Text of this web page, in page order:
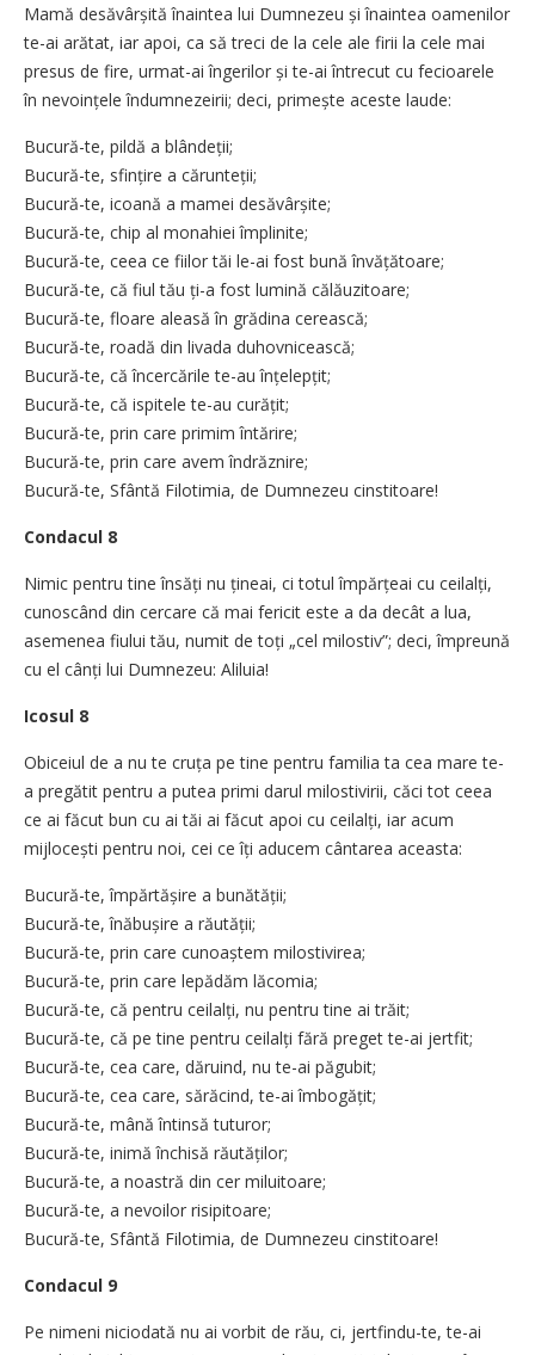
Mamă desăvârșită înaintea lui Dumnezeu și înaintea oamenilor
te-ai arătat, iar apoi, ca să treci de la cele ale firii la cele mai
presus de fire, urmat-ai îngerilor și te-ai întrecut cu fecioarele
în nevoințele îndumnezeirii; deci, primește aceste laude:
Bucură-te, pildă a blândeții;
Bucură-te, sfințire a cărunteții;
Bucură-te, icoană a mamei desăvârșite;
Bucură-te, chip al monahiei împlinite;
Bucură-te, ceea ce fiilor tăi le-ai fost bună învățătoare;
Bucură-te, că fiul tău ți-a fost lumină călăuzitoare;
Bucură-te, floare aleasă în grădina cerească;
Bucură-te, roadă din livada duhovnicească;
Bucură-te, că încercările te-au înțelepțit;
Bucură-te, că ispitele te-au curățit;
Bucură-te, prin care primim întărire;
Bucură-te, prin care avem îndrăznire;
Bucură-te, Sfântă Filotimia, de Dumnezeu cinstitoare!
Condacul 8
Nimic pentru tine însăți nu țineai, ci totul împărțeai cu ceilalți,
cunoscând din cercare că mai fericit este a da decât a lua,
asemenea fiului tău, numit de toți „cel milostiv”; deci, împreună
cu el cânți lui Dumnezeu: Aliluia!
Icosul 8
Obiceiul de a nu te cruța pe tine pentru familia ta cea mare te-
a pregătit pentru a putea primi darul milostivirii, căci tot ceea
ce ai făcut bun cu ai tăi ai făcut apoi cu ceilalți, iar acum
mijlocești pentru noi, cei ce îți aducem cântarea aceasta:
Bucură-te, împărtășire a bunătății;
Bucură-te, înăbușire a răutății;
Bucură-te, prin care cunoaștem milostivirea;
Bucură-te, prin care lepădăm lăcomia;
Bucură-te, că pentru ceilalți, nu pentru tine ai trăit;
Bucură-te, că pe tine pentru ceilalți fără preget te-ai jertfit;
Bucură-te, cea care, dăruind, nu te-ai păgubit;
Bucură-te, cea care, sărăcind, te-ai îmbogățit;
Bucură-te, mână întinsă tuturor;
Bucură-te, inimă închisă răutăților;
Bucură-te, a noastră din cer miluitoare;
Bucură-te, a nevoilor risipitoare;
Bucură-te, Sfântă Filotimia, de Dumnezeu cinstitoare!
Condacul 9
Pe nimeni niciodată nu ai vorbit de rău, ci, jertfindu-te, te-ai